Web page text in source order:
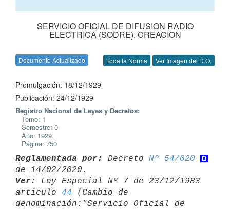
SERVICIO OFICIAL DE DIFUSION RADIO
ELECTRICA (SODRE). CREACION
Documento Actualizado Toda la Norma Ver Imagen del D.O.
Promulgación: 18/12/1929
Publicación: 24/12/1929
Registro Nacional de Leyes y Decretos:
Tomo: 1
Semestre: 0
Año: 1929
Página: 750
Reglamentada por: Decreto Nº 54/020
Ver:
Ley Especial Nº 7 de 23/12/1983
artículo 44 (Cambio de
denominación:"Servicio Oficial de